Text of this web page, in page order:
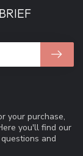
your purchase,
you'll find our
and